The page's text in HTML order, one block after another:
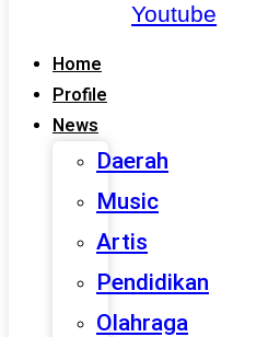
Youtube
Home
Profile
News
Daerah
Music
Artis
Pendidikan
Olahraga